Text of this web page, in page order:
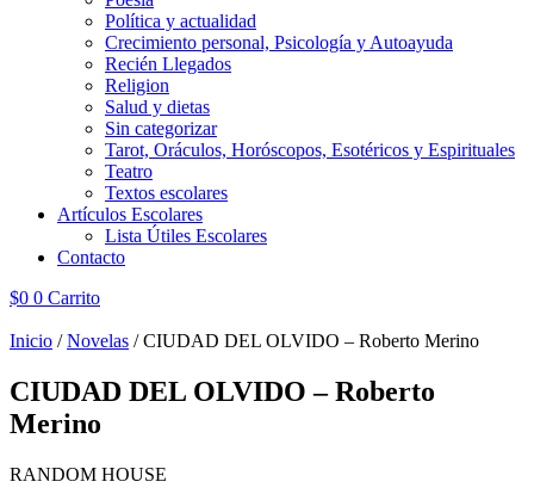
Política y actualidad
Crecimiento personal, Psicología y Autoayuda
Recién Llegados
Religion
Salud y dietas
Sin categorizar
Tarot, Oráculos, Horóscopos, Esotéricos y Espirituales
Teatro
Textos escolares
Artículos Escolares
Lista Útiles Escolares
Contacto
$0 0 Carrito
Inicio /Novelas / CIUDAD DEL OLVIDO – Roberto Merino
CIUDAD DEL OLVIDO – Roberto
Merino
RANDOM HOUSE